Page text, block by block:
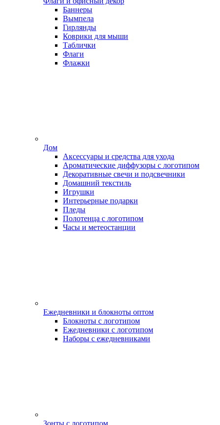
Баннеры
Вымпела
Гирлянды
Коврики для мыши
Таблички
Флаги
Флажки
Дом
Аксессуары и средства для ухода
Ароматические диффузоры с логотипом
Декоративные свечи и подсвечники
Домашний текстиль
Игрушки
Интерьерные подарки
Пледы
Полотенца с логотипом
Часы и метеостанции
Ежедневники и блокноты оптом
Блокноты с логотипом
Ежедневники с логотипом
Наборы с ежедневниками
Зонты с логотипом